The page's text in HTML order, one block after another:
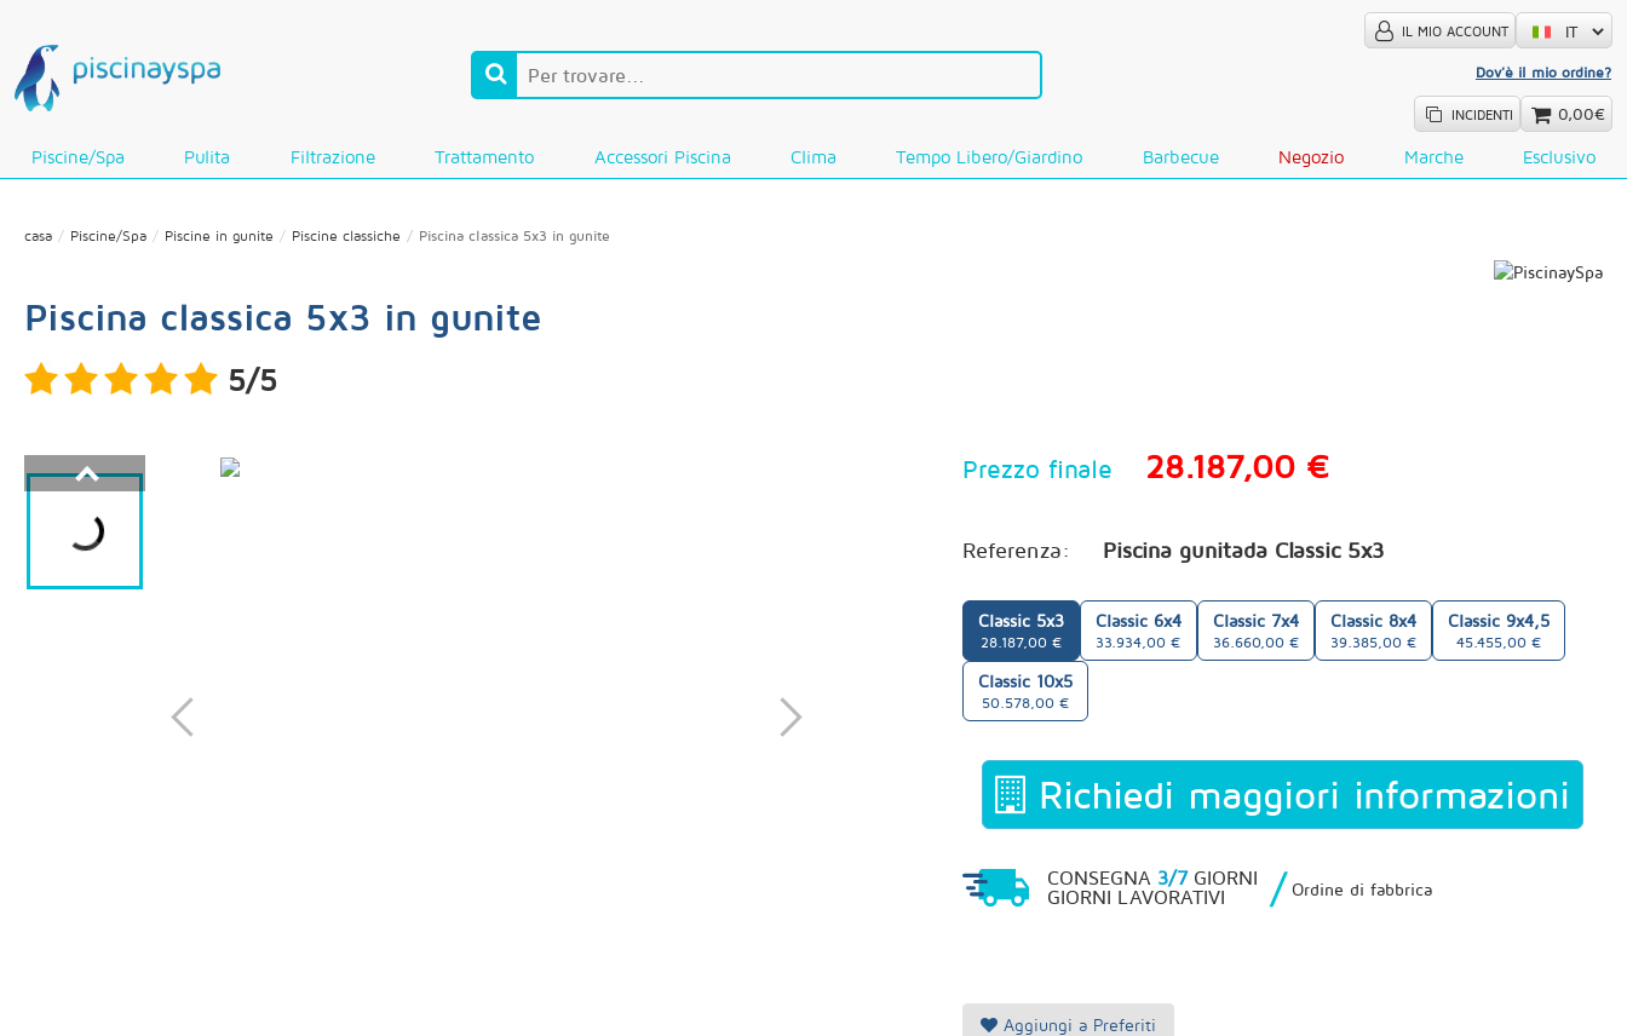
IL MIO ACCOUNT
Dov'è il mio ordine?
INCIDENTI 0,00€
Piscine/Spa Pulita Filtrazione Trattamento Accessori Piscina Clima Tempo Libero/Giardino Barbecue Negozio Marche Esclusivo
casa Piscine/Spa Piscine in gunite Piscine classiche Piscina classica 5x3 in gunite
Piscina classica 5x3 in gunite
5/5
Prezzo finale 28.187,00 €
Referenza: Piscina gunitada Classic 5x3
Classic 5x3
28.187,00 €
Classic 6x4
33.934,00 €
Classic 7x4
36.660,00 €
Classic 8x4
39.385,00 €
Classic 9x4,5
45.455,00 €
Classic 10x5
50.578,00 €
Richiedi maggiori informazioni
CONSEGNA 3/7GIORNI
GIORNI LAVORATIVI
/ Ordine di fabbrica
Aggiungi a Preferiti